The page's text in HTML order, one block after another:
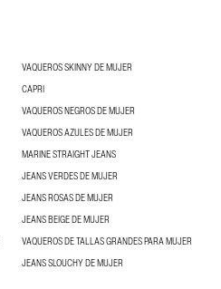
VAQUEROS SKINNY DE MUJER
CAPRI
VAQUEROS NEGROS DE MUJER
VAQUEROS AZULES DE MUJER
MARINE STRAIGHT JEANS
JEANS VERDES DE MUJER
JEANS ROSAS DE MUJER
JEANS BEIGE DE MUJER
VAQUEROS DE TALLAS GRANDES PARA MUJER
JEANS SLOUCHY DE MUJER